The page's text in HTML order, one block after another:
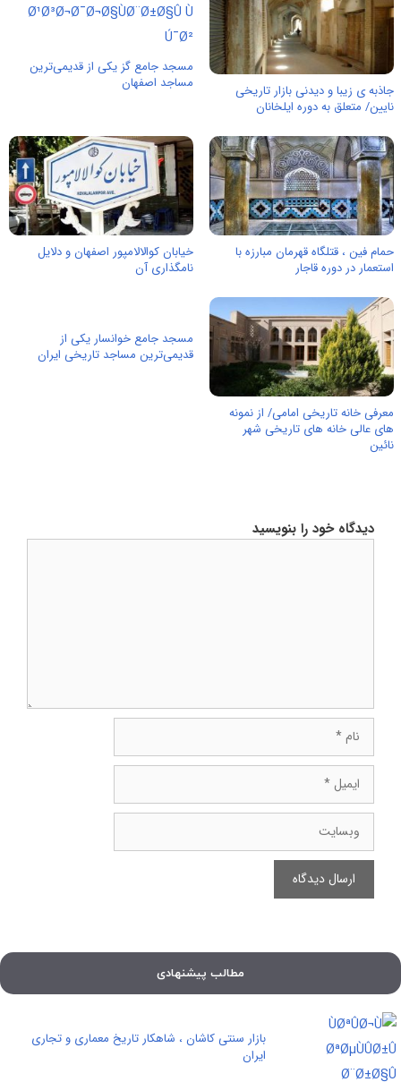
جاذبه ی زیبا و دیدنی بازار تاریخی
نایین/ متعلق به دوره ایلخانان
مسجد جامع گز یکی از قدیمی‌ترین
مساجد اصفهان
حمام فین ، قتلگاه قهرمان مبارزه با
استعمار در دوره قاجار
خیابان کوالالامپور اصفهان و دلایل
نامگذاری آن
معرفی خانه تاریخی امامی/ از نمونه
های عالی خانه های تاریخی شهر
نائین
مسجد جامع خوانسار یکی از
قدیمی‌ترین مساجد تاریخی ایران
دیدگاه خود را بنویسید
ایمیل
وبسایت
مطالب پیشنهادی
بازار سنتی کاشان ، شاهکار تاریخ معماری و تجاری
ایران